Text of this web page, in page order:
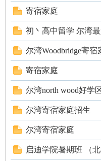
人
网
寄宿家庭
初丶高中留学 尔湾
尔湾Woodbridge寄宿
寄宿家庭
尔湾north wood好学
尔湾寄宿家庭招生
尔湾寄宿家庭
启迪学院暑期班 （